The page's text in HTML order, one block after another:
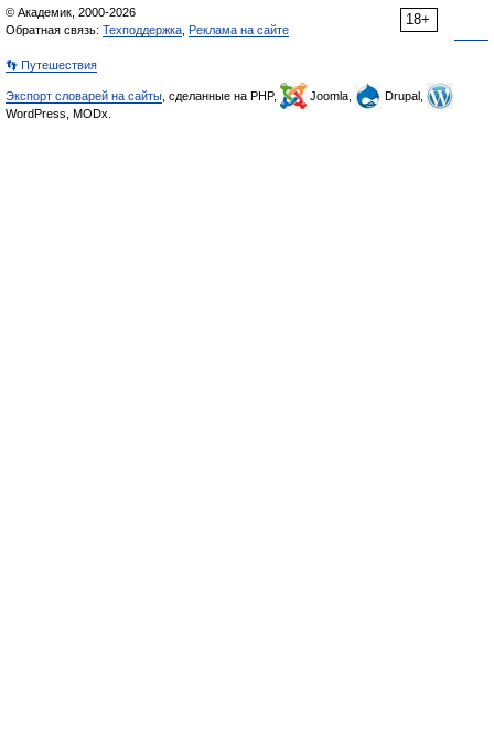
18+
© Академик, 2000-2026
Обратная связь: Техподдержка Реклама на сайте
👣 Путешествия
Экспорт словарей на сайты , сделанные на PHP, Joomla,
Drupal,
WordPress, MODx.